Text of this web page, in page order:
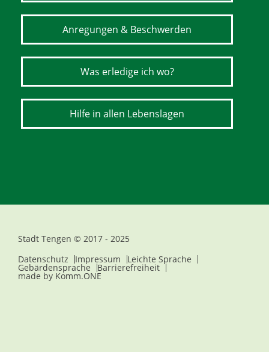
Anregungen & Beschwerden
Was erledige ich wo?
Hilfe in allen Lebenslagen
Stadt Tengen © 2017 - 2025
Datenschutz
Impressum Leichte Sprache
Gebärdensprache Barrierefreiheit
made by Komm.ONE